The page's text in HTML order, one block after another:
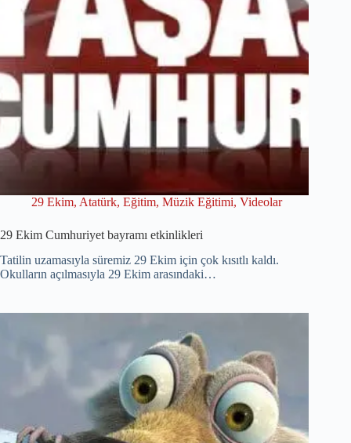
29 Ekim, Atatürk, Eğitim, Müzik Eğitimi, Videolar
29 Ekim Cumhuriyet bayramı etkinlikleri
Tatilin uzamasıyla süremiz 29 Ekim için çok kısıtlı kaldı.
Okulların açılmasıyla 29 Ekim arasındaki…